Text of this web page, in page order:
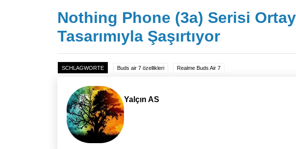
Nothing Phone (3a) Serisi
Tasarımıyla Şaşırtıyor
SCHLAGWORTE Buds air 7 özellikleri Realme Buds Air 7
Yalçın AS